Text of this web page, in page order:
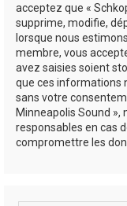
acceptez que «
supprime, modifie,
lorsque nous
membre, vous
avez saisies soient
que ces informations
sans votre
Minneapolis Sound »,
responsables en cas
compromettre les